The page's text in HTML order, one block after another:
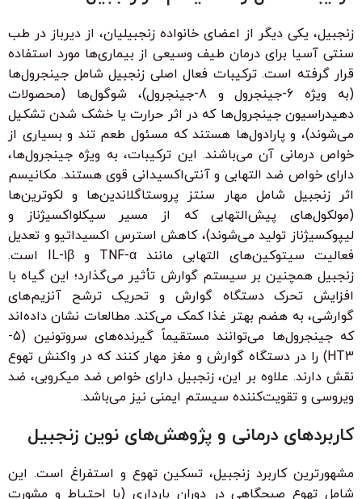
زنجبیل، یکی دیگر از اعضای خانواده زنجبیلیان، از دیرباز در طب
سنتی آسیا برای درمان طیف وسیعی از بیماری‌ها مورد استفاده
قرار گرفته است. ترکیبات فعال اصلی زنجبیل شامل جینجرول‌ها
(به ویژه 6-جینجرول و 8-جینجرول)، شوگول‌ها (محصولات
دهیدراسیون جینجرول‌ها که در اثر حرارت یا خشک شدن تشکیل
می‌شوند)، و پارادول‌ها هستند که مسئول طعم تند و بسیاری از
خواص درمانی آن می‌باشند. این ترکیبات، به ویژه جینجرول‌ها،
دارای خواص ضد التهابی و آنتی‌اکسیدانی قوی هستند. مکانیسم
اثر زنجبیل شامل مهار سنتز پروستاگلاندین‌ها و لکوترین‌ها
(مولکول‌های پیش‌التهابی که از مسیر سیکلواکسیژناز و
لیپوکسیژناز تولید می‌شوند)، کاهش استرس اکسیداتیو و تعدیل
فعالیت سیتوکین‌های التهابی مانند TNF-α و IL-1β است.
زنجبیل همچنین بر سیستم گوارش تأثیر می‌گذارد؛ این گیاه با
افزایش تحرک دستگاه گوارش و تحریک ترشح آنزیم‌های
گوارشی، به هضم بهتر غذا کمک می‌کند. مطالعات نشان داده‌اند
که جینجرول‌ها می‌توانند مستقیماً گیرنده‌های سروتونین (5-
HT3) را در دستگاه گوارش و مغز مهار کنند که در واکنش تهوع
نقش دارند. علاوه بر این، زنجبیل دارای خواص ضد میکروبی، ضد
ویروسی و تقویت‌کننده سیستم ایمنی نیز می‌باشد.
کاربردهای درمانی و پژوهش‌های نوین زنجبیل
مشهورترین کاربرد زنجبیل، تسکین تهوع و استفراغ است. این
شامل تهوع صبحگاهی در دوران بارداری (با احتیاط و مشورت